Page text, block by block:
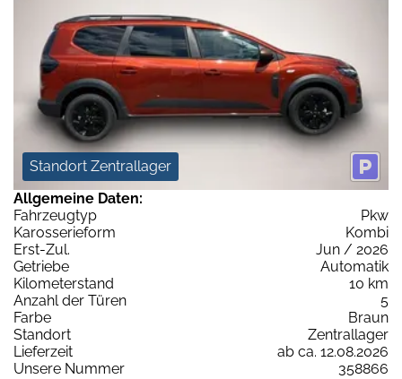
Standort Zentrallager
Allgemeine Daten:
Fahrzeugtyp
Pkw
Karosserieform
Kombi
Erst-Zul.
Jun / 2026
Getriebe
Automatik
Kilometerstand
10 km
Anzahl der Türen
5
Farbe
Braun
Standort
Zentrallager
Lieferzeit
ab ca. 12.08.2026
Unsere Nummer
358866